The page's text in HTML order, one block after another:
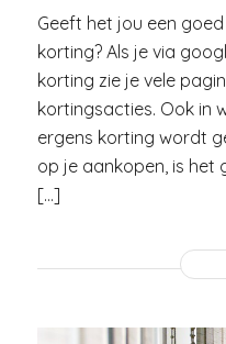
Geeft het jou een
korting? Als je via
korting zie je vele
kortingsacties. Ook in
ergens korting wordt
op je aankopen, is
[…]